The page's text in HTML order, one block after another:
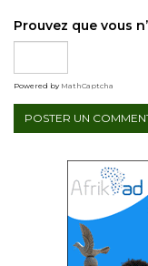
Prouvez que vous
Powered by MathCaptcha